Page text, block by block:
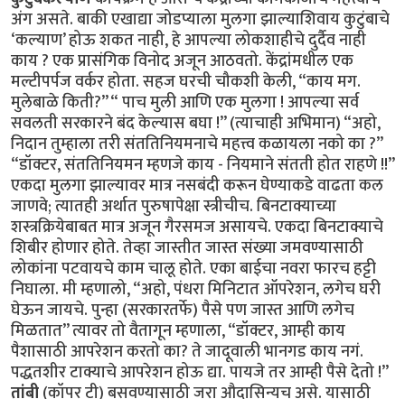
अंग असते. बाकी एखाद्या जोडप्याला मुलगा झाल्याशिवाय कुटुंबाचे
‘कल्याण’ होऊ शकत नाही, हे आपल्या लोकशाहीचे दुर्दैव नाही
काय ? एक प्रासंगिक विनोद अजून आठवतो. केंद्रांमधील एक
मल्टीपर्पज वर्कर होता. सहज घरची चौकशी केली, “काय मग.
मुलेबाळे किती?” “ पाच मुली आणि एक मुलगा ! आपल्या सर्व
सवलती सरकारने बंद केल्यास बघा !” (त्याचाही अभिमान) “अहो,
निदान तुम्हाला तरी संततिनियमनाचे महत्त्व कळायला नको का ?”
“डॉक्टर, संततिनियमन म्हणजे काय - नियमाने संतती होत राहणे !!”
एकदा मुलगा झाल्यावर मात्र नसबंदी करून घेण्याकडे वाढता कल
जाणवे; त्यातही अर्थात पुरुषापेक्षा स्त्रीचीच. बिनटाक्याच्या
शस्त्रक्रियेबाबत मात्र अजून गैरसमज असायचे. एकदा बिनटाक्याचे
शिबीर होणार होते. तेव्हा जास्तीत जास्त संख्या जमवण्यासाठी
लोकांना पटवायचे काम चालू होते. एका बाईचा नवरा फारच हट्टी
निघाला. मी म्हणालो, “अहो, पंधरा मिनिटात ऑपरेशन, लगेच घरी
घेऊन जायचे. पुन्हा (सरकारतर्फे) पैसे पण जास्त आणि लगेच
मिळतात” त्यावर तो वैतागून म्हणाला, “डॉक्टर, आम्ही काय
पैशासाठी आपरेशन करतो का? ते जादूवाली भानगड काय नगं.
पद्धतशीर टाक्याचे आपरेशन होऊ द्या. पायजे तर आम्ही पैसे देतो !”
तांबी(कॉपर टी) बसवण्यासाठी जरा औदासिन्यच असे. यासाठी